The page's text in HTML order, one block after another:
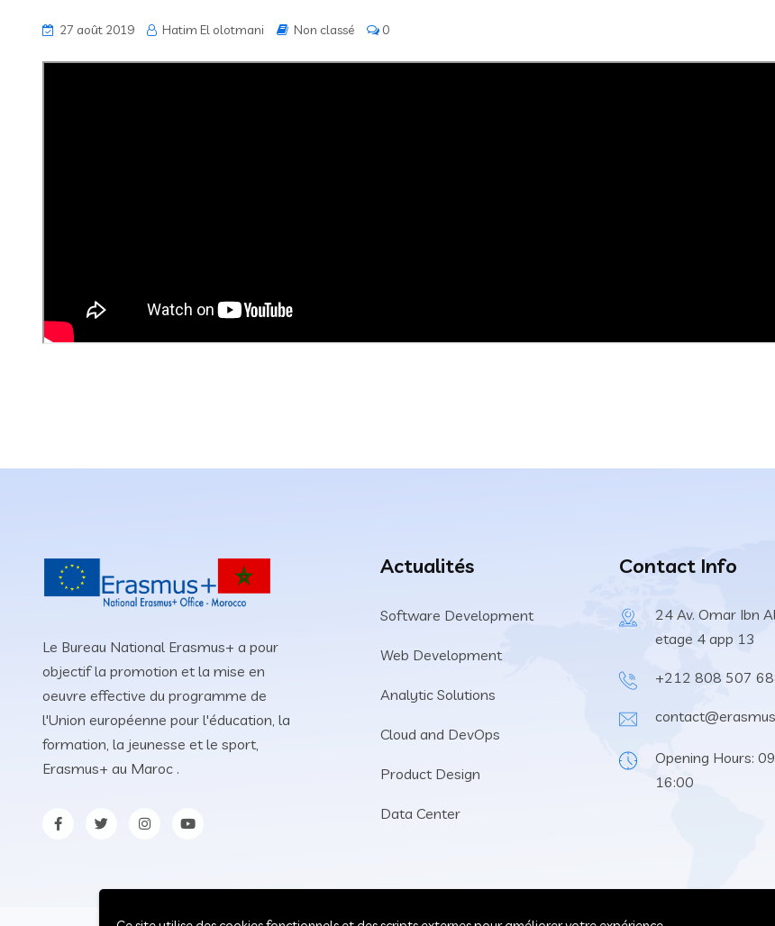
27 août 2019 Hatim El olotmani Non classé 0
Le Bureau National Erasmus+ a pour
objectif la promotion et la mise en
oeuvre effective du programme de
l'Union européenne pour l'éducation, la
formation, la jeunesse et le sport,
Erasmus+ au Maroc .
Actualités
Software Development
Web Development
Analytic Solutions
Cloud and DevOps
Product Design
Data Center
Contact Info
24 Av. Omar Ibn
etage 4 app 13
+212 808 507
Opening Hours:
16:00